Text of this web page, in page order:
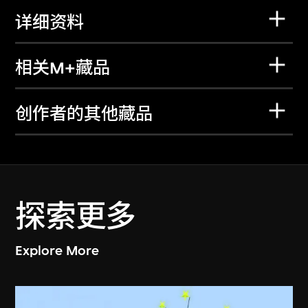
详细资料
相关M+藏品
创作者的其他藏品
探索更多
Explore More